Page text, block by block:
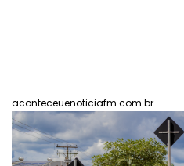
aconteceuenoticiafm.com.br